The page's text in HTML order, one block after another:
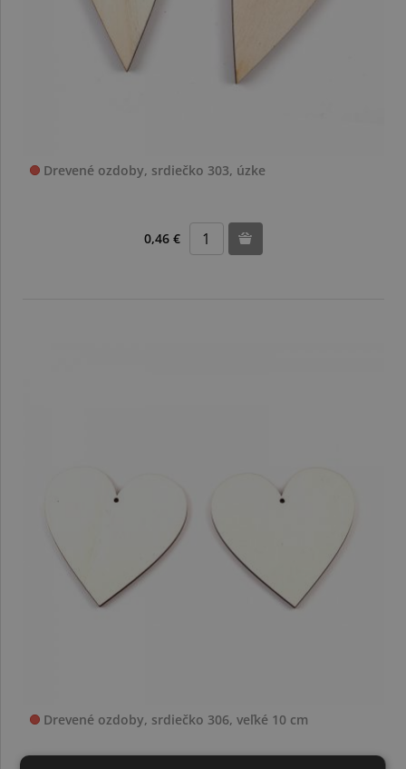
Drevené ozdoby, srdiečko 303, úzke
0,46 €
Drevené ozdoby, srdiečko 306, veľké 10 cm